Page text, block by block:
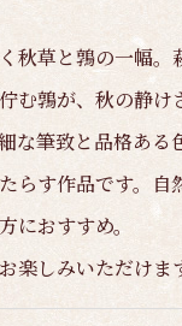
秋草と鶉の一幅。
む鶉が、秋の静け
な筆致と品格ある
らす作品です。自
におすすめ。
楽しみいただけま